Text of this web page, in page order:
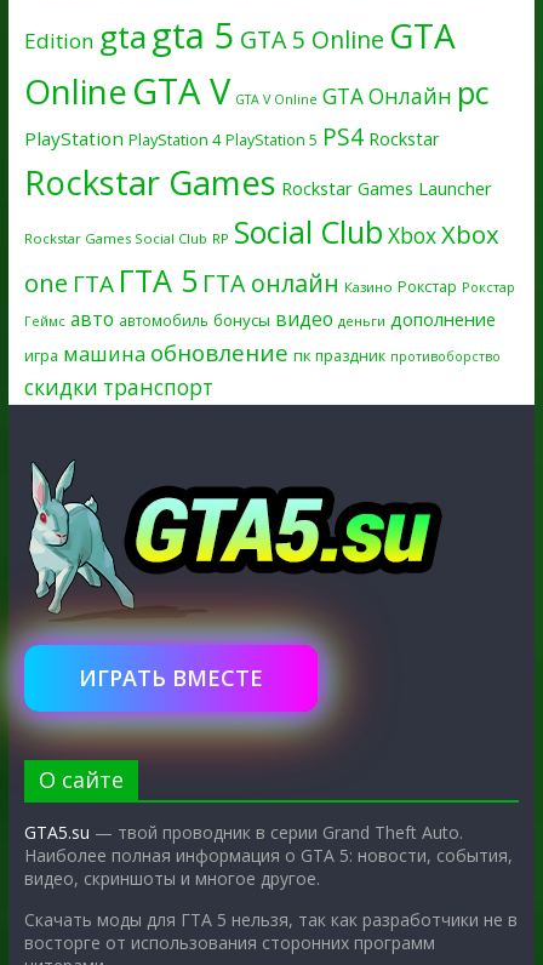
Edition gtagta 5 GTA 5 Online GTA
OnlineGTA V GTA V Online GTA Онлайн pc
PlayStation PlayStation 4 PlayStation 5 PS4 Rockstar
Rockstar Games Rockstar Games Launcher
Rockstar Games Social Club RP Social Club XboxXbox
one ГТА ГТА 5 ГТА онлайн Казино Рокстар Рокстар
Геймс авто автомобиль бонусы видео деньги дополнение
игра машина обновление пк праздник противоборство
скидки транспорт
ИГРАТЬ ВМЕСТЕ
О сайте
GTA5.su — твой проводник в серии Grand Theft Auto.
Наиболее полная информация о GTA 5: новости, события,
видео, скриншоты и многое другое.
Скачать моды для ГТА 5 нельзя, так как разработчики не в
восторге от использования сторонних программ